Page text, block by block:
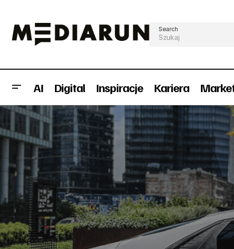
Search
AI Digital Inspiracje Kariera
PZU został Sponsorem Oficjalnym 81.
Tour de Pologne
Marketing